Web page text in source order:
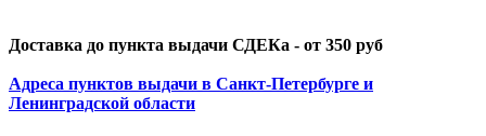
Доставка до пункта выдачи СДЕКа - от 350 руб
Адреса пунктов выдачи в Санкт-Петербурге и
Ленинградской области